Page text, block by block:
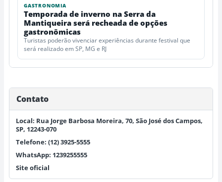
GASTRONOMIA
Temporada de inverno na Serra da
Mantiqueira será recheada de opções
gastronômicas
Turistas poderão vivenciar experiências durante festival que
será realizado em SP, MG e RJ
Contato
Local: Rua Jorge Barbosa Moreira, 70, São José dos Campos,
SP, 12243-070
Telefone: (12) 3925-5555
WhatsApp: 1239255555
Site oficial